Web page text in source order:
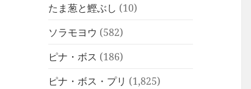
たま葱と鰹ぶし (10)
ソラモヨウ (582)
ピナ・ボス (186)
ピナ・ボス・プリ (1,825)